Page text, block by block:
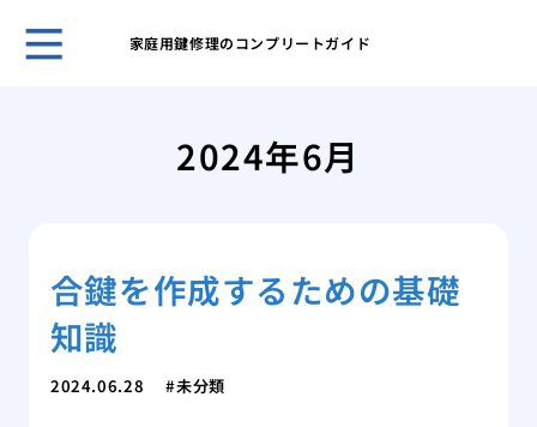
家庭用鍵修理のコンプリートガイド
2024年6月
合鍵を作成するための基礎
知識
2024.06.28 未分類